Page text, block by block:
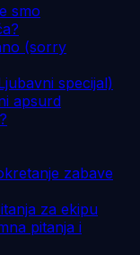
smo
(sorry
specijal)
apsurd
zabave
za ekipu
pitanja i